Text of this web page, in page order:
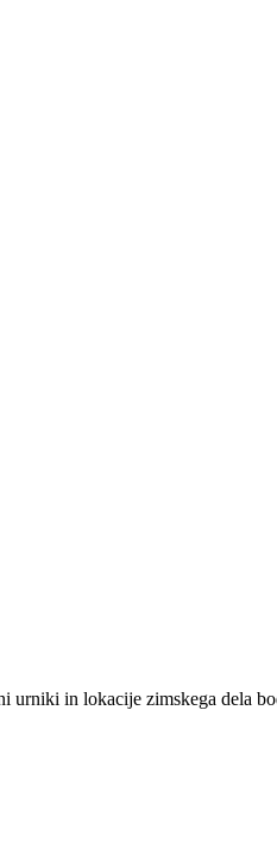
in lokacije zimskega dela